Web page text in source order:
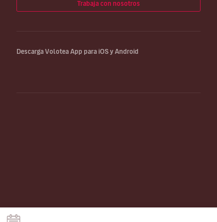
Trabaja con nosotros
Descarga Volotea App para iOS y Android